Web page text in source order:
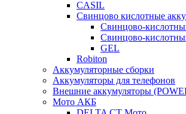
CASIL
Свинцово кислотные
Cвинцово-
Cвинцово-
GEL
Robiton
Аккумуляторные сборки
Аккумуляторы для телефонов
Внешние аккумуляторы
Мото АКБ